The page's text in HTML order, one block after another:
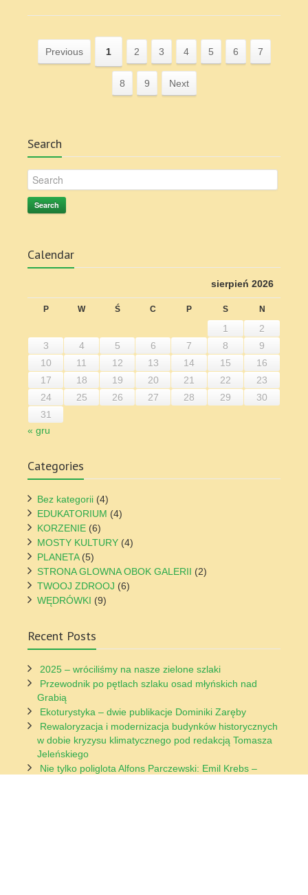
Previous 1 2 3 4 5 6 7
8 9 Next
Search
Search
Calendar
sierpień 2026
P W Ś C P S N
1
2
3
4 5 6 7 8
9
10
11 12 13 14 15
16
17
18 19 20 21 22
23
24
25 26 27 28 29
30
31
« gru
Categories
Bez kategorii (4)
EDUKATORIUM (4)
KORZENIE (6)
MOSTY KULTURY (4)
PLANETA(5)
STRONA GLOWNA OBOK GALERII (2)
TWOOJ ZDROOJ (6)
WĘDRÓWKI (9)
Recent Posts
2025 – wróciliśmy na nasze zielone szlaki
Przewodnik po pętlach szlaku osad młyńskich nad
Grabią
Ekoturystyka – dwie publikacje Dominiki Zaręby
Rewaloryzacja i modernizacja budynków historycznych
w dobie kryzysu klimatycznego pod redakcją Tomasza
Jeleńskiego
Nie tylko poliglota Alfons Parczewski: Emil Krebs –